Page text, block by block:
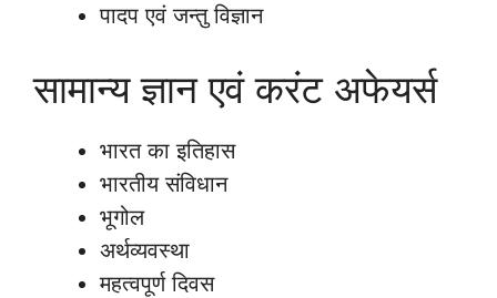
पादप एवं जन्तु विज्ञान
सामान्य ज्ञान एवं करंट अफेयर्स
भारत का इतिहास
भारतीय संविधान
भूगोल
अर्थव्यवस्था
महत्वपूर्ण दिवस